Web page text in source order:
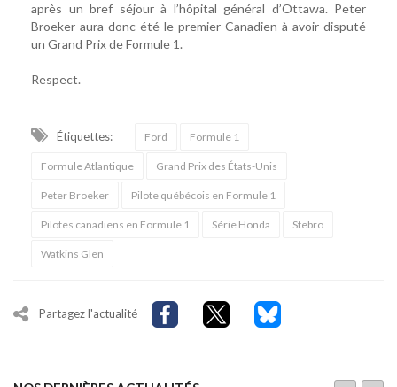
après un bref séjour à l’hôpital général d’Ottawa. Peter
Broeker aura donc été le premier Canadien à avoir disputé
un Grand Prix de Formule 1.
Respect.
Étiquettes: Ford Formule 1
Formule Atlantique Grand Prix des États-Unis
Peter Broeker Pilote québécois en Formule 1
Pilotes canadiens en Formule 1 Série Honda Stebro
Watkins Glen
Partagez l'actualité